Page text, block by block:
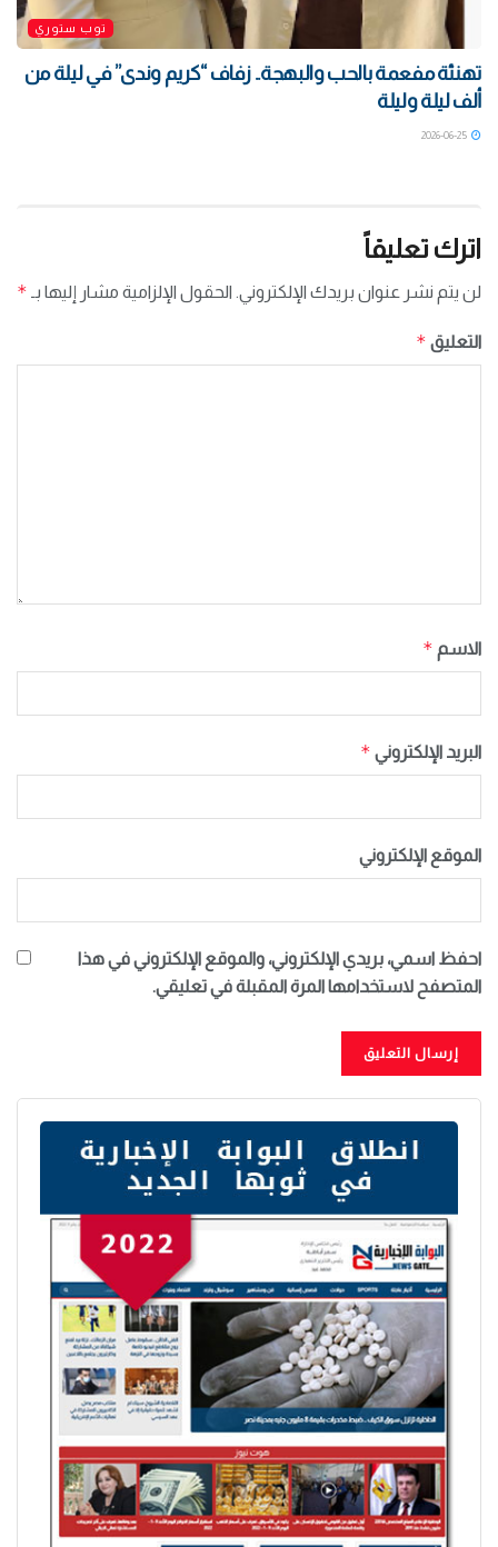
توب ستوري
تهنئة مفعمة بالحب والبهجة.. زفاف “كريم وندى” في ليلة من
ألف ليلة وليلة
اترك تعليقاً
لن يتم نشر عنوان بريدك الإلكتروني. الحقول الإلزامية مشار إليها بـ *
التعليق *
الاسم *
البريد الإلكتروني *
الموقع الإلكتروني
احفظ اسمي، بريدي الإلكتروني، والموقع الإلكتروني في هذا
المتصفح لاستخدامها المرة المقبلة في تعليقي.